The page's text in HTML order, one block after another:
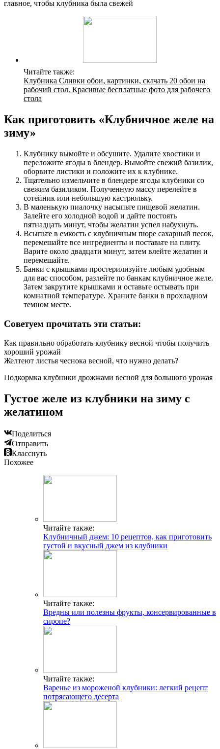
главное, чтобы клубника была свежей
Читайте также:
Клубника Сливки обои, картинки, скачать 20 обои на
рабочий стол. Красивые бесплатные фото для рабочего
стола
Как приготовить «Клубничное желе на
зиму»
Клубнику вымойте и обсушите. Удалите хвостики и
переложите ягоды в блендер. Вымойте свежий базилик,
оборвите листики и положите их к клубнике.
Тщательно измельчите в блендере ягоды клубники со
свежим базиликом. Полученную массу перелейте в
сотейник или небольшую кастрюльку.
В маленькую пиалочку насыпьте пищевой желатин.
Залейте его холодной водой и дайте постоять
пятнадцать минут, чтобы желатин успел набухнуть.
Всыпьте в емкость с клубничным пюре сахарный песок,
перемешайте все ингредиенты и поставьте на плиту.
Варите около двадцати минут, затем влейте желатин и
перемешайте.
Банки с крышками простерилизуйте любым удобным
для вас способом, разлейте по банкам клубничное желе.
Затем закрутите крышками и оставьте остывать при
комнатной температуре. Храните банки в прохладном
темном месте.
Советуем прочитать эти статьи:
Как правильно обработать клубнику весной чтобы получить
хороший урожай
Желтеют листья чеснока весной, что нужно делать?
Подкормка клубники дрожжами весной для большого урожая
Густое желе из клубники на зиму с
желатином
Поделиться
Отправить
Класснуть
Похожее
Читайте также:
Клубничный джем: 10 рецептов, как приготовить
густой и вкусный джем из клубники
Читайте также:
Вредны или полезны фрукты, консервированные в
сиропе?
Читайте также:
Варенье из мороженой клубники: легкий рецепт
потрясающего десерта